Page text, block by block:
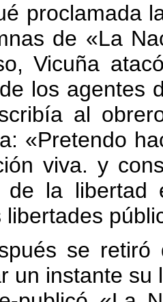
proclamada
de «La
Vicuña
los agentes
al
«Pretendo
viva. y
de la libertad
libertades
se
un instante su